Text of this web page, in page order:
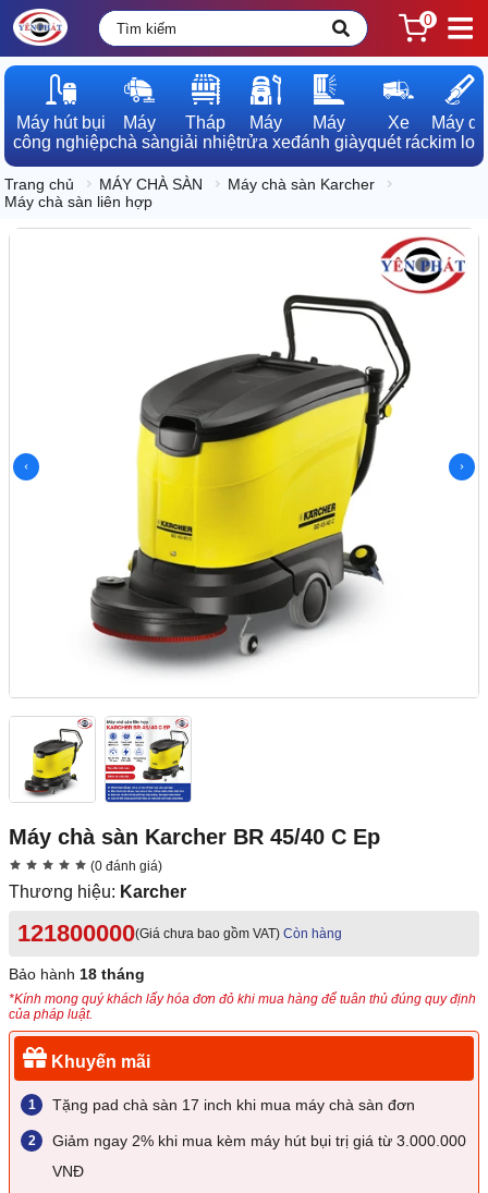
0
Máy hút bụi
công nghiệp
Máy
chà sàn
Tháp
giải nhiệt
Máy
rửa xe
Máy
đánh giày
Xe
quét rác
Máy dò
kim loại
Trang chủ MÁY CHÀ SÀN
Máy chà sàn Karcher
Máy chà sàn liên hợp
Máy chà sàn Karcher BR 45/40 C Ep
(0 đánh giá)
Thương hiệu: Karcher
121800000(Giá chưa bao gồm VAT) Còn hàng
Bảo hành 18 tháng
*Kính mong quý khách lấy hóa đơn đỏ khi mua hàng để tuân thủ đúng quy định
của pháp luật.
Khuyến mãi
Tặng pad chà sàn 17 inch khi mua máy chà sàn đơn
Giảm ngay 2% khi mua kèm máy hút bụi trị giá từ 3.000.000
VNĐ